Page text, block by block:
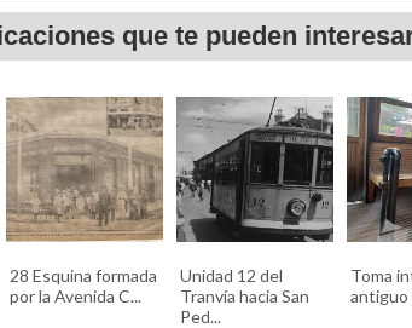
que te pueden
28 Esquina formada
por la Avenida C...
Unidad 12 del
Tranvía hacia San
Ped...
Toma
antiguo